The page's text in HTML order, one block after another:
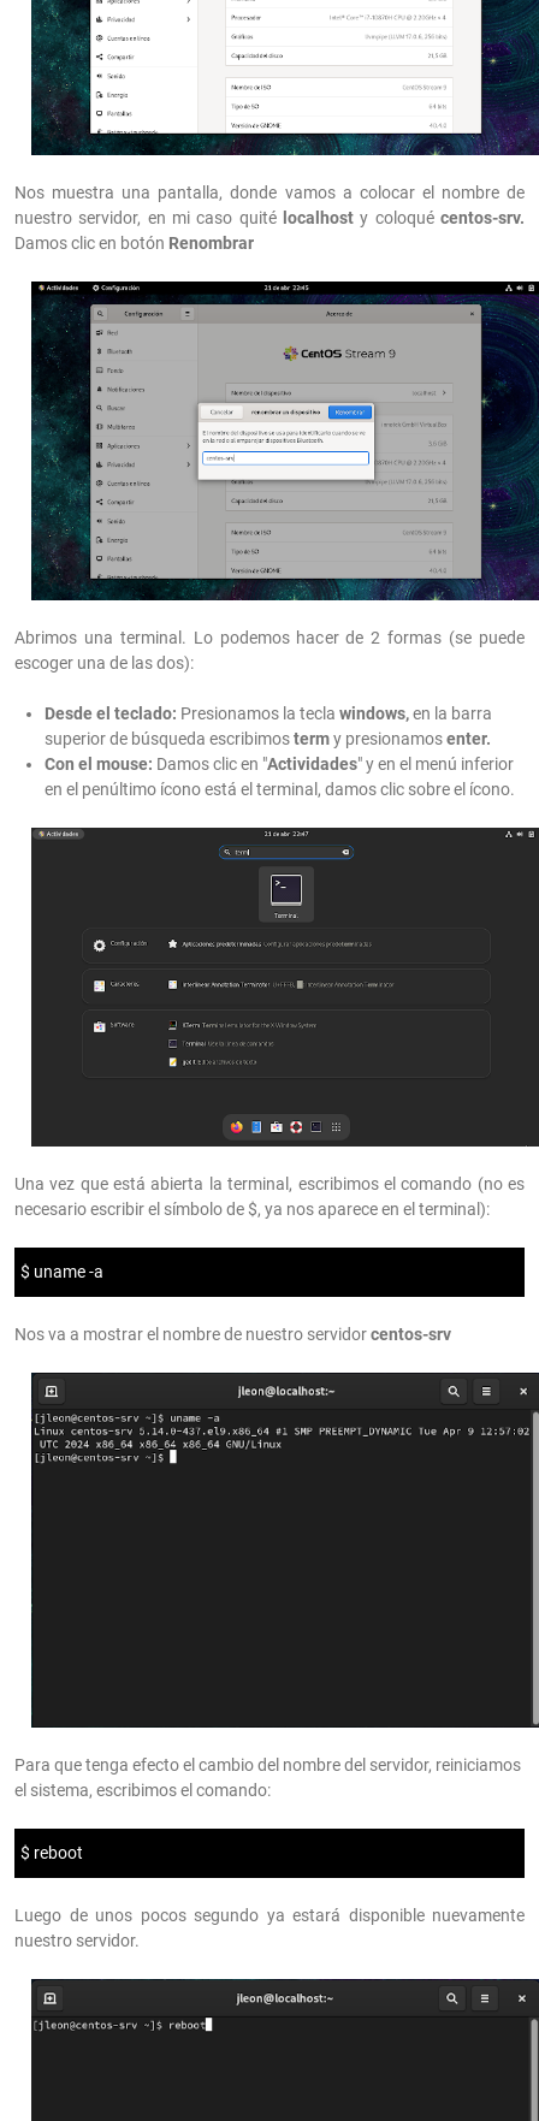
Nos muestra una pantalla, donde vamos a colocar el nombre de
nuestro servidor, en mi caso quité localhosty coloquécentos-srv.
Damos clic en botón Renombrar
Abrimos una terminal. Lo podemos hacer de 2 formas (se puede
escoger una de las dos):
Desde el teclado: Presionamos la tecla windows,en la barra
superior de búsqueda escribimostermy presionamosenter.
Con el mouse: Damos clic en "Actividades" y en el menú inferior
en el penúltimo ícono está el terminal, damos clic sobre el ícono.
Una vez que está abierta la terminal, escribimos el comando (no es
necesario escribir el símbolo de $, ya nos aparece en el terminal):
$ uname -a
Nos va a mostrar el nombre de nuestro servidorcentos-srv
Para que tenga efecto el cambio del nombre del servidor, reiniciamos
el sistema, escribimos el comando:
$ reboot
Luego de unos pocos segundo ya estará disponible nuevamente
nuestro servidor.